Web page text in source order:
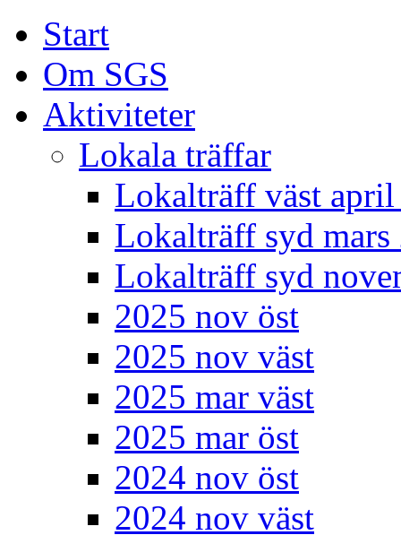
Start
Om SGS
Aktiviteter
Lokala träffar
Lokalträff väst
Lokalträff syd mars
Lokalträff syd
2025 nov öst
2025 nov väst
2025 mar väst
2025 mar öst
2024 nov öst
2024 nov väst